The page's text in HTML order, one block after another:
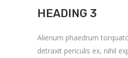
HEADING 3
Alienum phaedrum
detraxit periculis ex, nihil